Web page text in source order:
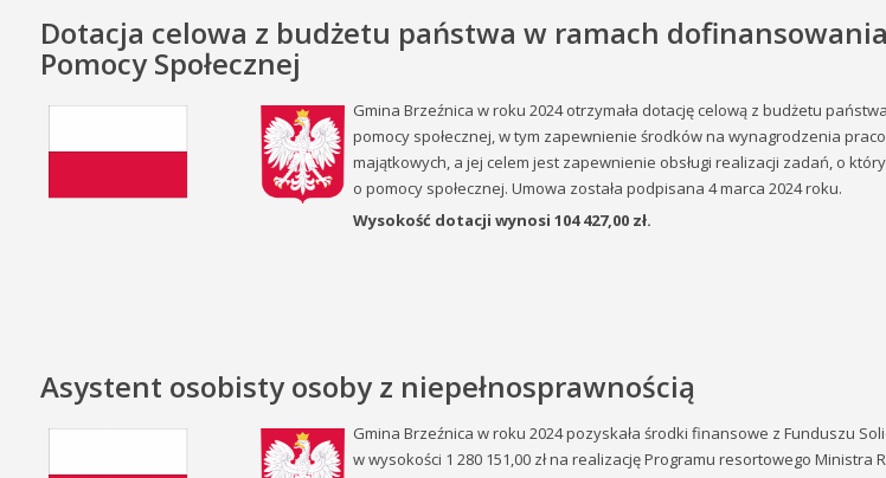
Dotacja celowa z budżetu państwa w ramach
Pomocy Społecznej
Gmina Brzeźnica w roku 2024 otrzymała dotację celową z budżetu
pomocy społecznej, w tym zapewnienie środków na wynagrodzenia
majątkowych, a jej celem jest zapewnienie obsługi realizacji zadań, o
o pomocy społecznej. Umowa została podpisana 4 marca 2024 roku.
Wysokość dotacji wynosi 104 427,00 zł.
Asystent osobisty osoby z niepełnosprawnością
Gmina Brzeźnica w roku 2024 pozyskała środki finansowe z Funduszu
w wysokości 1 280 151,00 zł na realizację Programu resortowego